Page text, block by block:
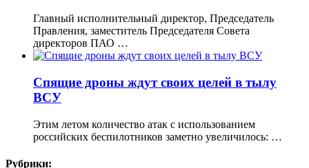
Главный исполнительный директор, Председатель
Правления, заместитель Председателя Совета
директоров ПАО …
Спящие дроны ждут своих целей в тылу
ВСУ
Этим летом количество атак с использованием
российских беспилотников заметно увеличилось: …
Рубрики: